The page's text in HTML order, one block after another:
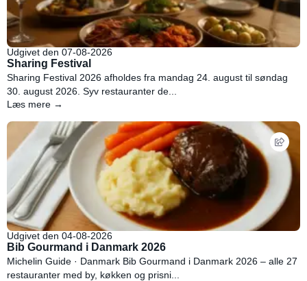
Udgivet den 07-08-2026
Sharing Festival
Sharing Festival 2026 afholdes fra mandag 24. august til søndag
30. august 2026. Syv restauranter de...
Læs mere →
Udgivet den 04-08-2026
Bib Gourmand i Danmark 2026
Michelin Guide · Danmark Bib Gourmand i Danmark 2026 – alle 27
restauranter med by, køkken og prisni...